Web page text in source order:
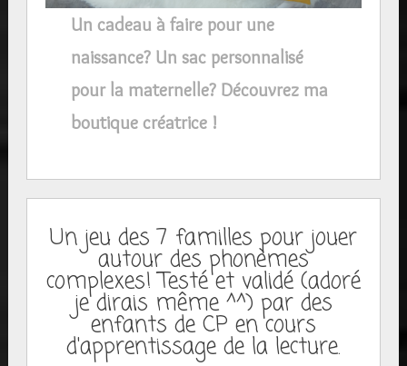
Un cadeau à faire pour une
naissance? Un sac personnalisé
pour la maternelle? Découvrez ma
boutique créatrice !
Un jeu des 7 familles pour jouer
autour des phonèmes
complexes! Testé et validé (adoré
je dirais même ^^) par des
enfants de CP en cours
d'apprentissage de la lecture.